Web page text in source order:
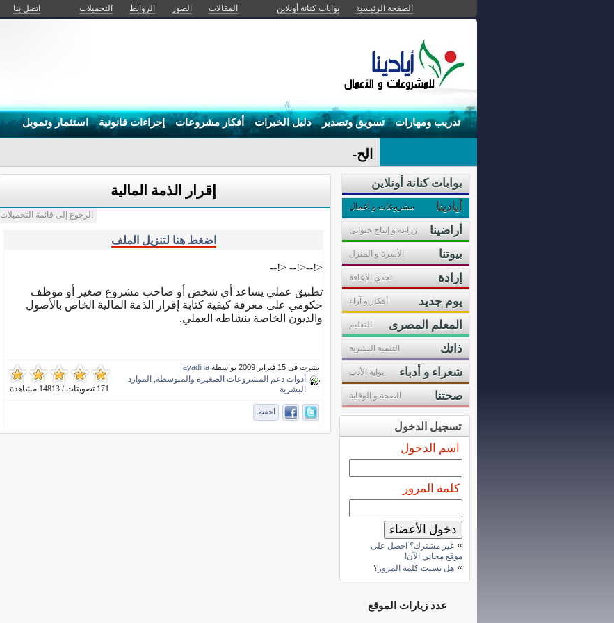
الصفحة الرئيسية بوابات كنانة أونلاين المقالات الصور الروابط التحميلات اتصل بنا
تدريب ومهارات تسويق وتصدير دليل الخبرات أفكار مشروعات إجراءات قانونية استثمار وتمويل
الحياة لي-
إقرار الذمة المالية
الرجوع إلى قائمة التحميلات
اضغط هنا لتنزيل الملف
<!--<!-- <!--
تطبيق عملي يساعد أي شخص أو صاحب مشروع صغير أو موظف
حكومي على معرفة كيفية كتابة إقرار الذمة المالية الخاص بالأصول
والديون الخاصة بنشاطه العملي.
171 تصويتات / 14813 مشاهدة
نشرت فى 15 فبراير 2009 بواسطة ayadina
أدوات دعم المشروعات الصغيرة والمتوسطة
الموارد
البشرية
احفظ
بوابات كنانة أونلاين
أيادينا
مشروعات و أعمال
أراضينا زراعة و إنتاج حيوانى
بيوتنا الأسرة و المنزل
إرادة تحدى الإعاقة
يوم جديد أفكار و آراء
المعلم المصرى التعليم
ذاتك التنمية البشرية
شعراء و أدباء بوابة الأدب
صحتنا الصحة و الوقاية
تسجيل الدخول
اسم الدخول
كلمة المرور
» غير مشترك؟ احصل على
موقع مجاني الآن!
» هل نسيت كلمة المرور؟
عدد زيارات الموقع